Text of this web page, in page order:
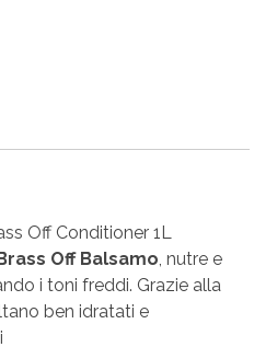
Off Conditioner 1L
Off Balsamo , nutre e
i toni freddi. Grazie alla
ben idratati e